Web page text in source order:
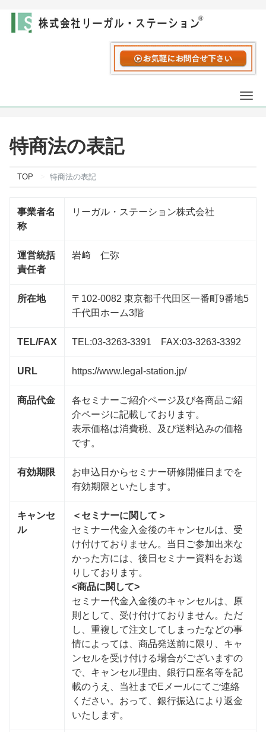
特商法の表記
TOP 特商法の表記
事業者名
称
リーガル・ステーション株式会社
運営統括
責任者
岩﨑 仁弥
所在地
〒102-0082 東京都千代田区一番町9番地5
千代田ホーム3階
TEL/FAX TEL:03-3263-3391 FAX:03-3263-3392
URL https://www.legal-station.jp/
商品代金
各セミナーご紹介ページ及び各商品ご紹
介ページに記載しております。
表示価格は消費税、及び送料込みの価格
です。
有効期限
お申込日からセミナー研修開催日までを
有効期限といたします。
キャンセ
ル
＜セミナーに関して＞
セミナー代金入金後のキャンセルは、受
け付けておりません。当日ご参加出来な
かった方には、後日セミナー資料をお送
りしております。
<商品に関して>
セミナー代金入金後のキャンセルは、原
則として、受け付けておりません。ただ
し、重複して注文してしまったなどの事
情によっては、商品発送前に限り、キャ
ンセルを受け付ける場合がございますの
で、キャンセル理由、銀行口座名等を記
載のうえ、当社までEメールにてご連絡
ください。おって、銀行振込により返金
いたします。